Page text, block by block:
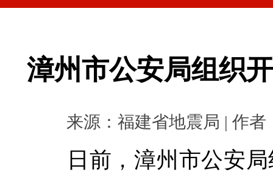
漳州市公安局组织
来源：福建省地震局 | 作者
日前，漳州市公安